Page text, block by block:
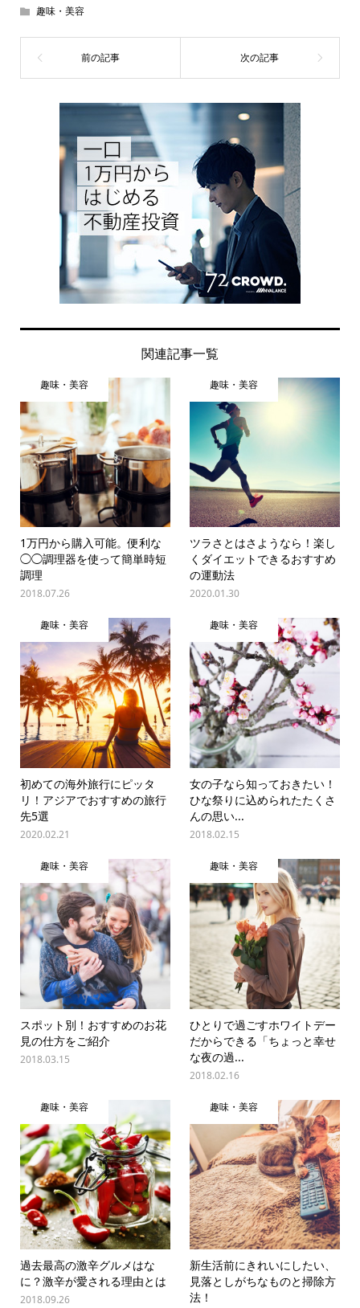
趣味・美容
関連記事一覧
趣味・美容
1万円から購入可能。便利な
◯◯調理器を使って簡単時短
調理
2018.07.26
趣味・美容
ツラさとはさようなら！楽し
くダイエットできるおすすめ
の運動法
2020.01.30
趣味・美容
初めての海外旅行にピッタ
リ！アジアでおすすめの旅行
先5選
2020.02.21
趣味・美容
女の子なら知っておきたい！
ひな祭りに込められたたくさ
んの思い...
2018.02.15
趣味・美容
スポット別！おすすめのお花
見の仕方をご紹介
2018.03.15
趣味・美容
ひとりで過ごすホワイトデー
だからできる「ちょっと幸せ
な夜の過...
2018.02.16
趣味・美容
過去最高の激辛グルメはな
に？激辛が愛される理由とは
2018.09.26
趣味・美容
新生活前にきれいにしたい、
見落としがちなものと掃除方
法！